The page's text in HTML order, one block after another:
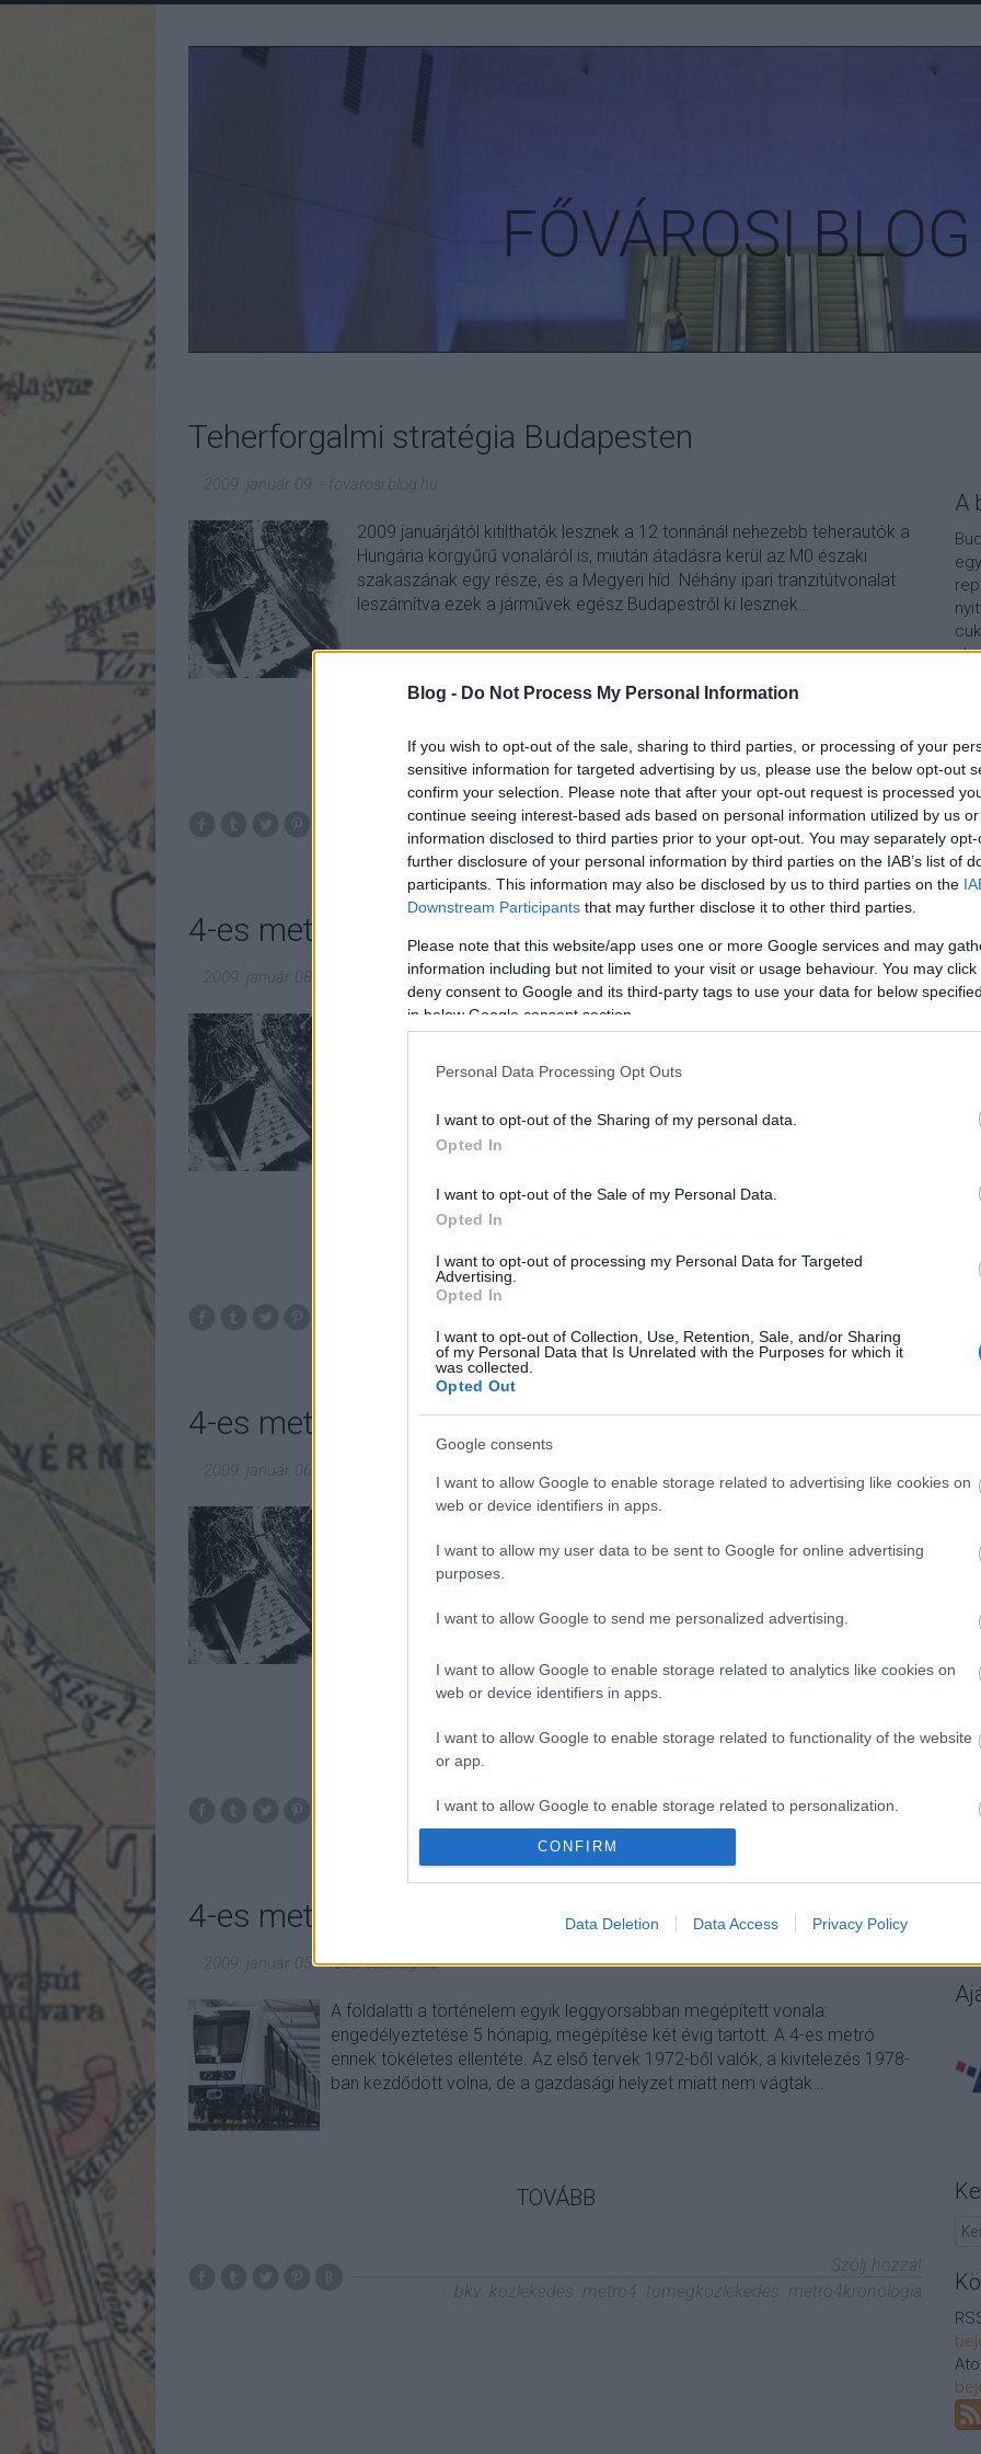
Blog - Do Not Process My Personal Information
If you wish to opt-out of the sale, sharing to third parties, or processing of your
sensitive information for targeted advertising by us, please use the below opt-out
confirm your selection. Please note that after your opt-out request is processed
continue seeing interest-based ads based on personal information utilized by us
information disclosed to third parties prior to your opt-out. You may separately
further disclosure of your personal information by third parties on the IAB’s list of
participants. This information may also be disclosed by us to third parties on the
Downstream Participants that may further disclose it to other third parties.
Please note that this website/app uses one or more Google services and may
information including but not limited to your visit or usage behaviour. You may
deny consent to Google and its third-party tags to use your data for below
in below Google consent section.
Personal Data Processing Opt Outs
I want to opt-out of the Sharing of my personal data.
Opted In
I want to opt-out of the Sale of my Personal Data.
Opted In
I want to opt-out of processing my Personal Data for Targeted
Advertising.
Opted In
I want to opt-out of Collection, Use, Retention, Sale, and/or Sharing
of my Personal Data that Is Unrelated with the Purposes for which it
was collected.
Opted Out
Google consents
I want to allow Google to enable storage related to advertising like cookies on
web or device identifiers in apps.
I want to allow my user data to be sent to Google for online advertising
purposes.
I want to allow Google to send me personalized advertising.
I want to allow Google to enable storage related to analytics like cookies on
web or device identifiers in apps.
I want to allow Google to enable storage related to functionality of the website
or app.
I want to allow Google to enable storage related to personalization.
I want to allow Google to enable storage related to security, including
authentication functionality and fraud prevention, and other user protection.
CONFIRM
Data Deletion Data Access Privacy Policy
FŐVÁROSI BLOG
Teherforgalmi stratégia Budapesten
2009. január 09. fovarosi.blog.hu
2009 januárjától kitilthatók lesznek a 12 tonnánál nehezebb teherautók a
Hungária körgyűrű vonaláról is, miután átadásra kerül az M0 északi
szakaszának egy része, és a Megyeri híd. Néhány ipari tranzitútvonalat
leszámítva ezek a járművek egész Budapestről ki lesznek…
TOVÁBB
Szólj hozzá!
budapest kozlekedes teherforgalom teherauto
4-es metró felülnézetből
2009. január 08. fovarosi.blog.hu
metro4
4-es metró kronológia 2008/2.
2009. január 06.
2008.08.12: Brüsszelbe ért a 4-es metró pályázati anyaga
http://inforadio.hu/hir/belfold/budapest/hir-218461 az EU-s
támogatáshoz. Talán furának tűnik, de igaz: bár már nagyban zajlik az
budapesti 4-es metrót. A…
TOVÁBB
Szólj hozzá!
bkv kozlekedes metro4 tomegkozlekedes
4-es metró kronológia 2008/1.
2009. január 05.-fovarosi.blog.hu
A földalatti a történelem egyik leggyorsabban megépített vonala:
engedélyeztetése 5 hónapig, megépítése két évig tartott. A 4-es metró
ennek tökéletes ellentéte. Az első tervek 1972-ből valók, a kivitelezés 1978-
ban kezdődött volna, de a gazdasági helyzet miatt nem vágtak…
TOVÁBB
Szólj hozzá!
bkv
kozlekedes metro4 tomegkozlekedes metro4kronologia
A
A
is
A
A
A
A
A